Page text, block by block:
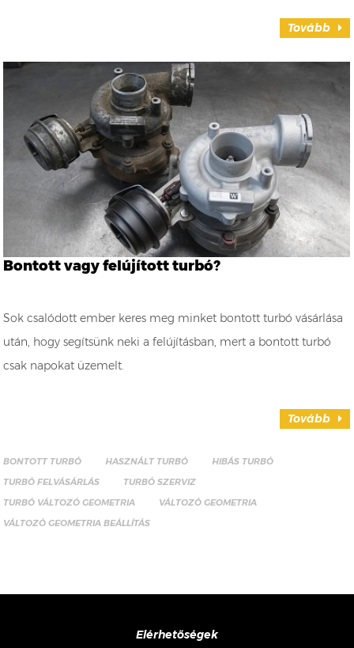
Tovább
Bontott vagy felújított turbó?
Sok csalódott ember keres meg minket bontott turbó vásárlása
után, hogy segítsünk neki a felújításban, mert a bontott turbó
csak napokat üzemelt.
Tovább
BONTOTT TURBÓ HASZNÁLT TURBÓ
HIBÁS TURBÓ
TURBÓ FELVÁSÁRLÁS
TURBÓ SZERVIZ
TURBÓ VÁLTOZÓ GEOMETRIA
VÁLTOZÓ GEOMETRIA
VÁLTOZÓ GEOMETRIA BEÁLLÍTÁS
Elérhetőségek